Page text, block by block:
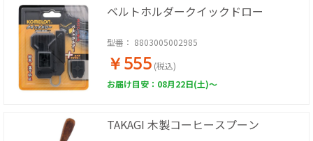
ベルトホルダークイックドロー
型番： 8803005002985
￥555 (税込)
お届け目安：08月22日(土)～
TAKAGI 木製コーヒースプーン